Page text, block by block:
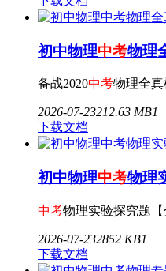
初中物理中考物理
备战2020中考物理全
2026-07-23212.63 MB1
下载文档
初中物理中考物理
中考物理实验探究题
2026-07-232852 KB1
下载文档